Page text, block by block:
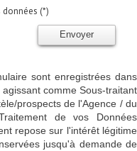
(*)
Envoyer
sont enregistrées dans
comme Sous-traitant
prospects de l'Agence / du
de vos Données
repose sur l'intérêt légitime
jusqu'à demande de